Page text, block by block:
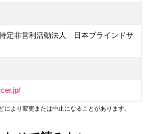
定非営利活動法人 日本ブラインドサ
より変更または中止になることがあります。